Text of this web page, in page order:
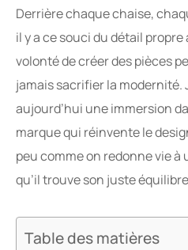
Derrière chaque chaise,
il y a ce souci du détail
volonté de créer des pièces
jamais sacrifier la modernité.
aujourd’hui une immersion
marque qui réinvente le
peu comme on redonne vie
qu’il trouve son juste
Table des matières